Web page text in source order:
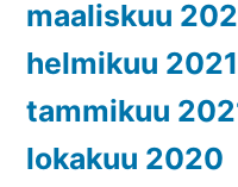
maaliskuu
helmikuu 2021
tammikuu
lokakuu 2020